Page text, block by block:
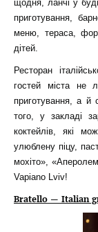
щодня, ланчі у
приготування,
меню, тераса,
дітей.
Ресторан
гостей міста не
приготування, а
того, у закладі
коктейлів, які
улюблену піцу,
мохіто»,
Vapiano Lviv!
Bratello — Italian